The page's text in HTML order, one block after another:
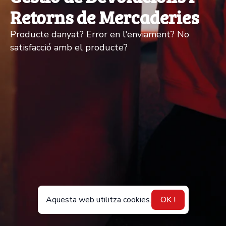
Retorns de Mercaderies
Producte danyat? Error en l'enviament? No
satisfacció amb el producte?
Aquesta web utilitza cookies. OK !